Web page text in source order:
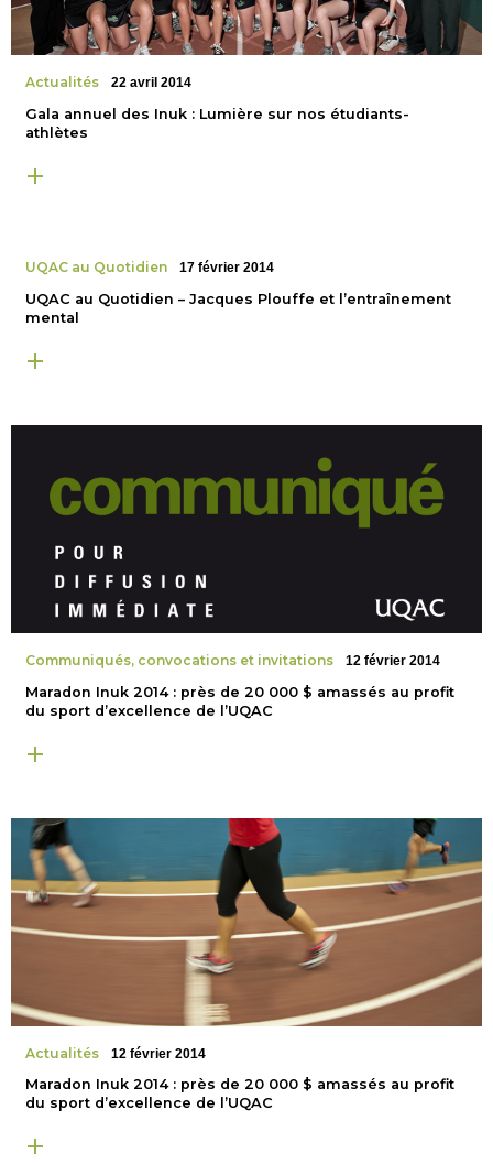
Actualités 22 avril 2014
Gala annuel des Inuk : Lumière sur nos étudiants-
athlètes
UQAC au Quotidien 17 février 2014
UQAC au Quotidien – Jacques Plouffe et l’entraînement
mental
Communiqués, convocations et invitations 12 février 2014
Maradon Inuk 2014 : près de 20 000 $ amassés au profit
du sport d’excellence de l’UQAC
Actualités 12 février 2014
Maradon Inuk 2014 : près de 20 000 $ amassés au profit
du sport d’excellence de l’UQAC